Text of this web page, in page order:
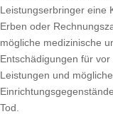
Leistungserbringer eine
Erben oder
mögliche medizinische
Entschädigungen für
Leistungen und
Tod.